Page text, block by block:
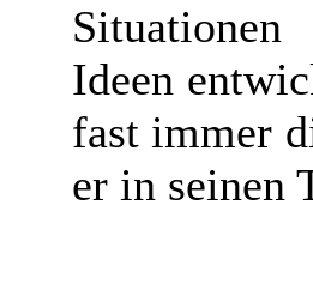
Ideen
fast immer
er in seinen